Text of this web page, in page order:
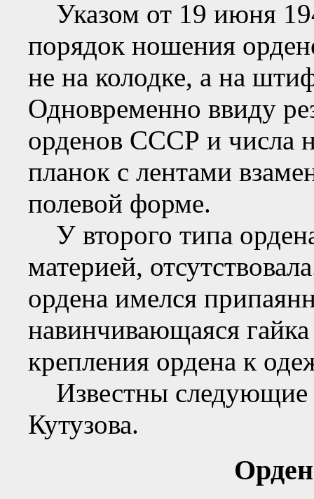
Указом от 19 июня
порядок ношения
не на колодке, а на
Одновременно ввиду
орденов СССР и числа
планок с лентами
полевой форме.
У второго типа
материей,
ордена имелся
навинчивающаяся
крепления ордена к
Известны следующие
Кутузова.